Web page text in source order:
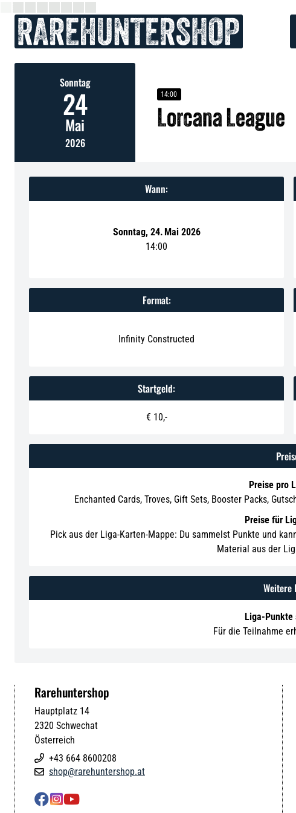
Sonntag
24
Mai
2026
14:00
Lorcana League
Wann:
Sonntag, 24. Mai 2026
14:00
Format:
Infinity Constructed
Startgeld:
€ 10,-
Preise pro
Enchanted Cards, Troves, Gift Sets, Booster Packs,
Preise für
Pick aus der Liga-Karten-Mappe: Du sammelst Punkte und
Material aus der
Weitere
Liga-Punkte
Für die Teilnahme
Rarehuntershop
Hauptplatz 14
2320 Schwechat
Österreich
 +43 664 8600208
 shop@rarehuntershop.at
